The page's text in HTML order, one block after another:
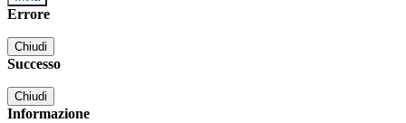
Errore
Chiudi
Successo
Chiudi
Informazione